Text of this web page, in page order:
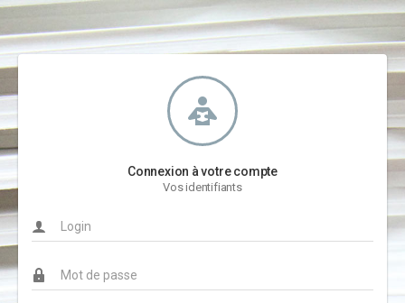
Connexion à votre compte
Vos identifiants